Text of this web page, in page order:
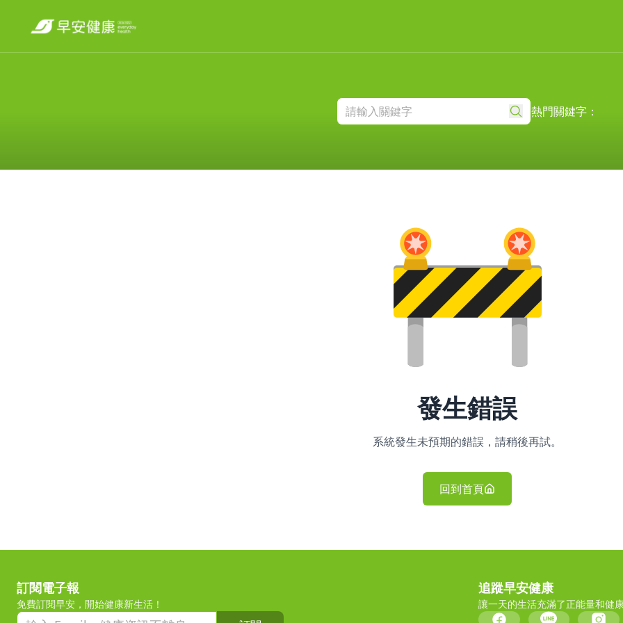
熱門關鍵字：
發生錯誤
系統發生未預期的錯誤，請稍後再試。
回到首頁
訂閱電子報
免費訂閱早安，開始健康新生活！
追蹤早安健康
讓一天的生活充滿了正能量和健